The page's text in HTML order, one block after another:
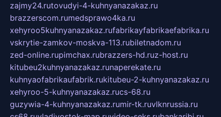
zajmy24.rutovudyi-4-kuhnyanazakaz.ru
brazzerscom.rumedsprawo4ka.ru
xehyroo5kuhnyanazakaz.rufabrikayfabrikaefabrika.ru
vskrytie-zamkov-moskva-113.rubiletnadom.ru
zed-online.rupimchax.rubrazzers-hd.ruz-host.ru
kitubeu2kuhnyanazakaz.runaperekate.ru
kuhnyaofabrikaufabrik.rukitubeu-2-kuhnyanazakaz.ru
xehyroo-5-kuhnyanazakaz.rucs-68.ru
guzywia-4-kuhnyanazakaz.rumir-tk.ruvlknrussia.ru